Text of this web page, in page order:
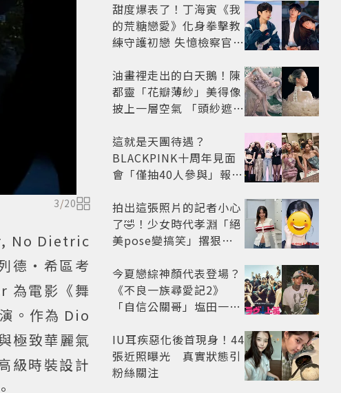
3/20
No Dietric
德・希區考
為電影《舞
。作為 Dio
極致華麗氣
級時裝設計
甜度爆表了！丁海寅《我
的荒糖戀愛》化身拳擊教
練守護初戀 失憶檢察官×
劇
油畫裡走出的白天鵝！陳
都靈「花瓣薄紗」美得像
披上一層空氣 「頭紗遮
太仙
這就是天團待遇？
BLACKPINK十周年見面
會「僅抽40人參與」報名
怒了😡
拍出這張照片的記者小心
了🤣！少女時代孝淵「絕
美pose變搞笑」撂狠
今夏戀綜神顏代表登場？
《不良一族尋愛記2》
「自信公關哥」塩田一馬
老闆
IU耳疾惡化後首現身！44
張近照曝光 真實狀態引
粉絲關注